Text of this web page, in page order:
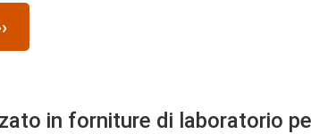
in forniture di laboratorio